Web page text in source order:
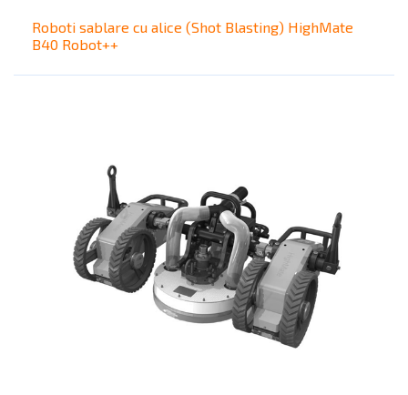
Roboti sablare cu alice (Shot Blasting) HighMate
B40 Robot++